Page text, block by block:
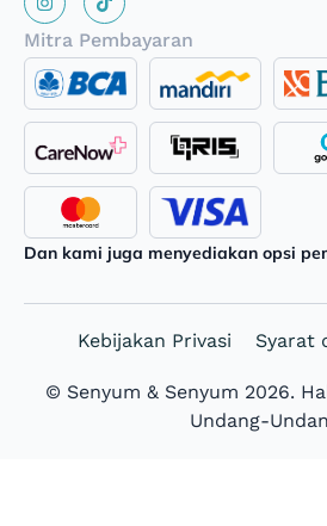
Mitra Pembayaran
Dan kami juga menyediakan opsi
© Senyum & Senyum 2026.
Undang-
Kebijakan Privasi Syarat